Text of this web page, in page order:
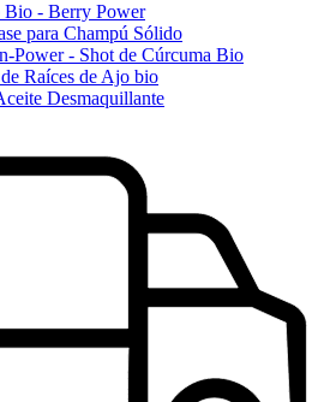
Bio - Berry Power
para Champú Sólido
Power - Shot de Cúrcuma Bio
Raíces de Ajo bio
Desmaquillante